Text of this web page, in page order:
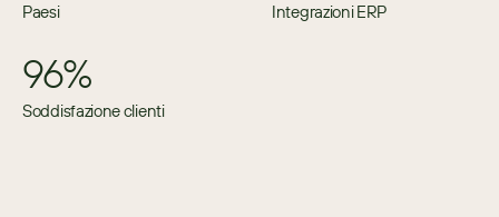
Paesi Integrazioni ERP
96%
Soddisfazione clienti